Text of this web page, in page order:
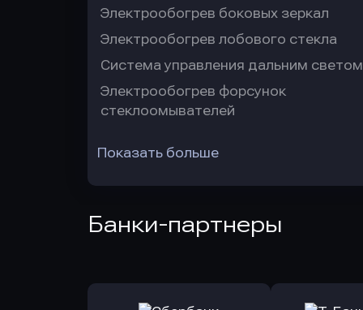
Электрообогрев боковых зеркал
Электрообогрев лобового стекла
Система управления дальним светом
Электрообогрев форсунок
стеклоомывателей
Показать больше
Банки-партнеры